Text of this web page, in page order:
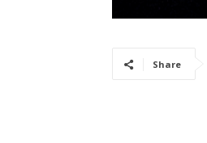
Share